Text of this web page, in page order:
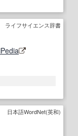
ライフサイエンス辞書
日本語WordNet(英和)